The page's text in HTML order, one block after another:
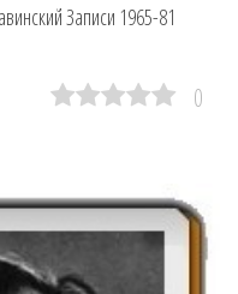
Записи 1965-81
0